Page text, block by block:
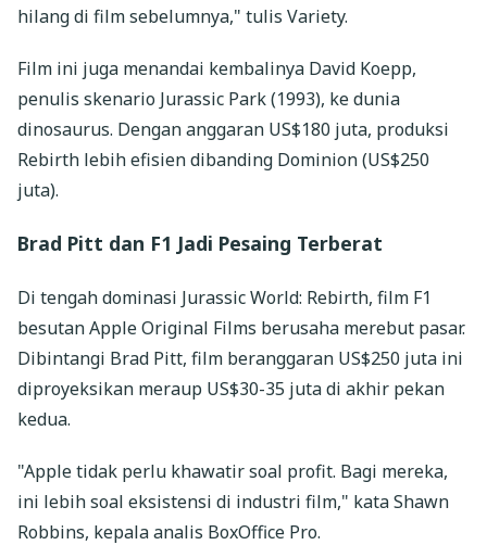
hilang di film sebelumnya," tulis Variety.
Film ini juga menandai kembalinya David Koepp,
penulis skenario Jurassic Park (1993), ke dunia
dinosaurus. Dengan anggaran US$180 juta, produksi
Rebirth lebih efisien dibanding Dominion (US$250
juta).
Brad Pitt dan F1 Jadi Pesaing Terberat
Di tengah dominasi Jurassic World: Rebirth, film F1
besutan Apple Original Films berusaha merebut pasar.
Dibintangi Brad Pitt, film beranggaran US$250 juta ini
diproyeksikan meraup US$30-35 juta di akhir pekan
kedua.
"Apple tidak perlu khawatir soal profit. Bagi mereka,
ini lebih soal eksistensi di industri film," kata Shawn
Robbins, kepala analis BoxOffice Pro.